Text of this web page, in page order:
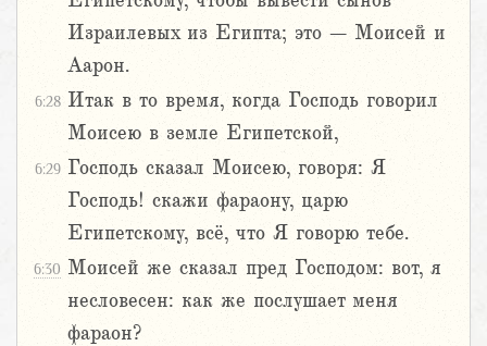
Израилевых из Египта; это – Моисей и
Аарон.
6:28 Итак в то время, когда Господь говорил
Моисею в земле Египетской,
6:29 Господь сказал Моисею, говоря: Я
Господь! скажи фараону, царю
Египетскому, всё, что Я говорю тебе.
6:30 Моисей же сказал пред Господом: вот, я
несловесен: как же послушает меня
фараон?